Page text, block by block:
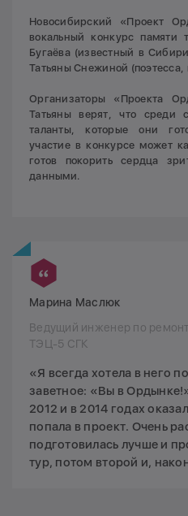
Новосибирский «Проект
вокальный конкурс памяти
Бугаёва (известный в
Татьяны Снежиной (поэтесса,
Организаторы «Проекта
Татьяны верят, что среди
таланты, которые они
участие в конкурсе может
готов покорить сердца
данными.
Марина Маслюк
Ведущий инженер по
ТЭЦ-5 СГК
«Я всегда хотела в него
заветное: «Вы в
2012 и в 2014 годах
попала в проект. Очень
подготовилась лучше и
тур, потом второй и,